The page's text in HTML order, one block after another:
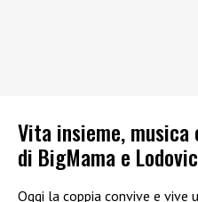
Vita insieme,
di BigMama e
Oggi la coppia convive e vive